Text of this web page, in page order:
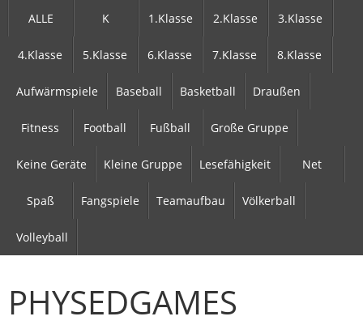
ALLE K 1.Klasse 2.Klasse 3.Klasse
4.Klasse 5.Klasse 6.Klasse 7.Klasse 8.Klasse
Aufwärmspiele Baseball Basketball Draußen
Fitness Football Fußball Große Gruppe
Keine Geräte Kleine Gruppe Lesefähigkeit Net
Spaß Fangspiele Teamaufbau Völkerball
Volleyball
PHYSEDGAMES